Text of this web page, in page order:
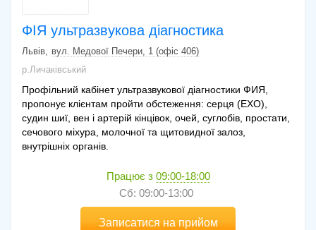
ФІЯ ультразвукова діагностика
Львів
вул. Медової Печери, 1 (офіс 406)
р.Личаківський
Профільний кабінет ультразвукової діагностики ФИЯ,
пропонує клієнтам пройти обстеження: серця (ЕХО),
судин шиї, вен і артерій кінцівок, очей, суглобів, простати,
сечового міхура, молочної та щитовидної залоз,
внутрішніх органів.
Працює з 09:00-18:00
Сб: 09:00-13:00
Записатися на прийом